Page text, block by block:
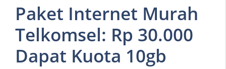
Paket Internet Murah
Telkomsel: Rp 30.000
Dapat Kuota 10gb